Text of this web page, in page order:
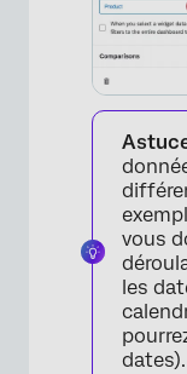
vous
les
dates).